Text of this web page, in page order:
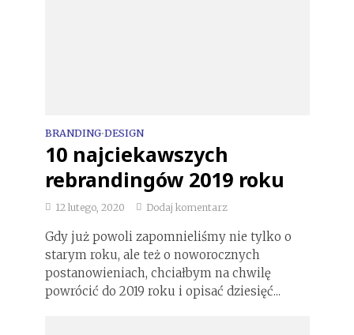
BRANDING•DESIGN
10 najciekawszych
rebrandingów 2019 roku
12 lutego, 2020 Dodaj komentarz
Gdy już powoli zapomnieliśmy nie tylko o
starym roku, ale też o noworocznych
postanowieniach, chciałbym na chwilę
powrócić do 2019 roku i opisać dziesięć...